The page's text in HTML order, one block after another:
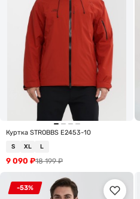
Куртка STROBBS E2453-10
S XL L
18 199₽
9 090 ₽
-53%